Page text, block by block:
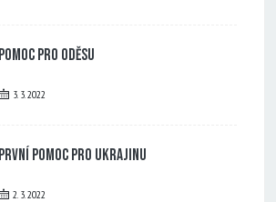
Pomoc pro Oděsu
3. 3. 2022
První pomoc pro Ukrajinu
2. 3. 2022